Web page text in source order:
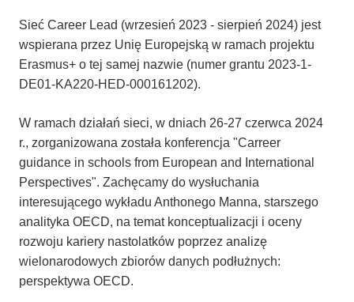
Sieć Career Lead (wrzesień 2023 - sierpień 2024) jest
wspierana przez Unię Europejską w ramach projektu
Erasmus+ o tej samej nazwie (numer grantu 2023-1-
DE01-KA220-HED-000161202).
W ramach działań sieci, w dniach 26-27 czerwca 2024
r., zorganizowana została konferencja "Carreer
guidance in schools from European and International
Perspectives". Zachęcamy do wysłuchania
interesującego wykładu Anthonego Manna, starszego
analityka OECD, na temat konceptualizacji i oceny
rozwoju kariery nastolatków poprzez analizę
wielonarodowych zbiorów danych podłużnych:
perspektywa OECD.